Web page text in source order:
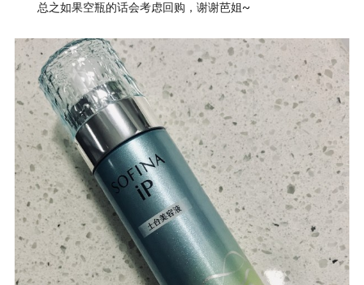
总之如果空瓶的话会考虑回购，谢谢芭姐~